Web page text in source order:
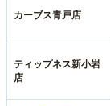
カーブス青戸店
ティップネス新小岩
店